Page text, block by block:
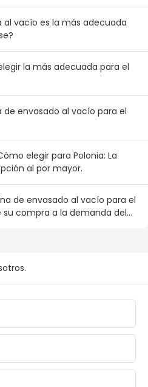
vacío es la más adecuada
la más adecuada para el
envasado al vacío para el
elegir para Polonia: La
al por mayor.
de envasado al vacío para el
compra a la demanda del